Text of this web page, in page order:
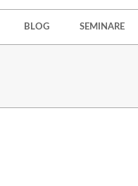
BLOG SEMINARE